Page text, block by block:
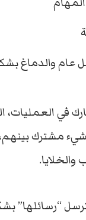
عام والدماغ
في
مشترك
والخلايا.
“رسائلها”